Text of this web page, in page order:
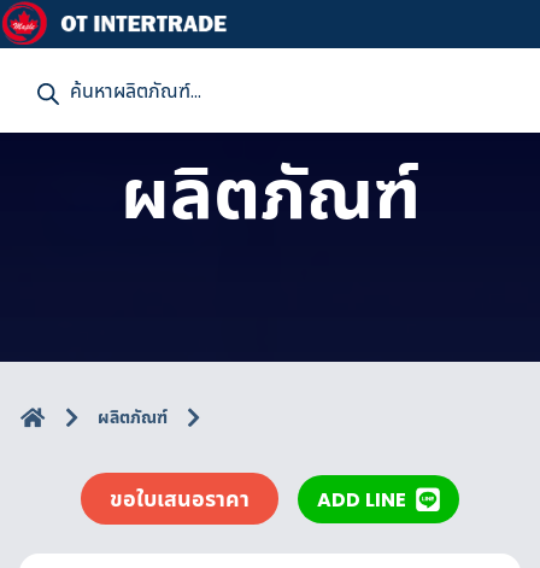
d
ผลิตภัณฑ์
ผลิตภัณฑ์
ขอใบเสนอราคา ADD LINE